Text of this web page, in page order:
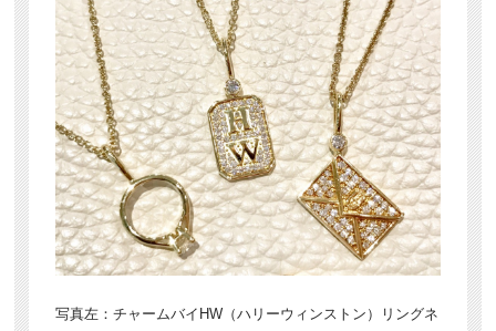
写真左：チャームバイHW（ハリーウィンストン）リングネ